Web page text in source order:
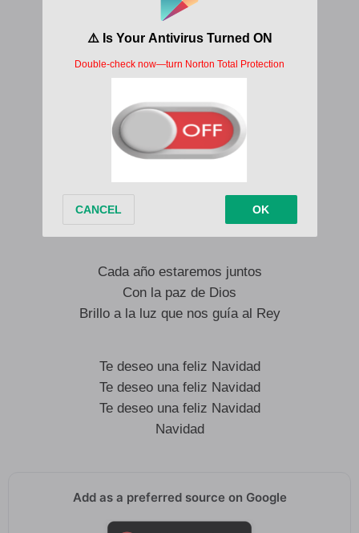
Reunimos con el corazón
Amigos que han sido fiel
Hoy se juntarán otra vez
Cada año estaremos juntos
Con la paz de Dios
Brillo a la luz que nos guía al Rey
Te deseo una feliz Navidad
Te deseo una feliz Navidad
Te deseo una feliz Navidad
Navidad
Add as a preferred source on Google